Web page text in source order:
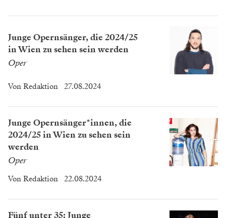
Junge Opernsänger, die 2024/25
in Wien zu sehen sein werden
Oper
Von Redaktion 27.08.2024
Junge Opernsänger*innen, die
2024/25 in Wien zu sehen sein
werden
Oper
Von Redaktion 22.08.2024
Fünf unter 35: Junge